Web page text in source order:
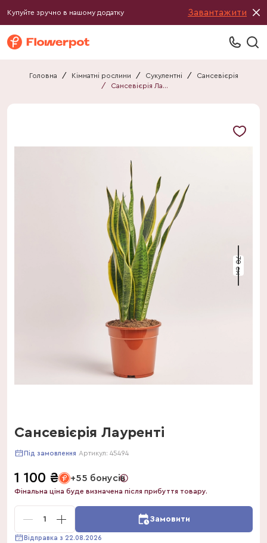
Купуйте зручно в нашому додатку Завантажити
Головна / Кімнатні рослини / Сукулентні /
Сансевієрія
/
Сансевієрія Лауренті
70 см
Сансевієрія Лауренті
Під замовлення Артикул: 45494
1 100 ₴ +55 бонусів
Фінальна ціна буде визначена після прибуття товару.
1 Замовити
Відправка з 22.08.2026